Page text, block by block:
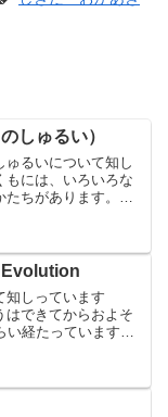
しゅるい）
ゅるいについて知し
には、いろいろな
たちがあります。
とができます。 今
ゅ...
Evolution
知しっています
できてからおよそ
い経たっています。
んぐらいです。 地
らの...